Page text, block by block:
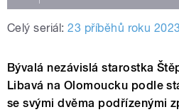
Celý seriál: 23 příběhů roku
Bývalá nezávislá starostka
Libavá na Olomoucku podle
se svými dvěma podřízenými